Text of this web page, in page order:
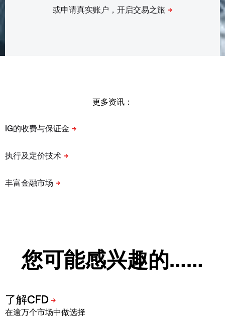
更多资讯：
您可能感兴趣的……
在逾万个市场中做选择